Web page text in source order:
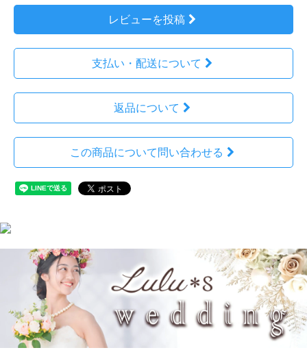
レビューを投稿
支払い・配送について
返品について
この商品について問い合わせる